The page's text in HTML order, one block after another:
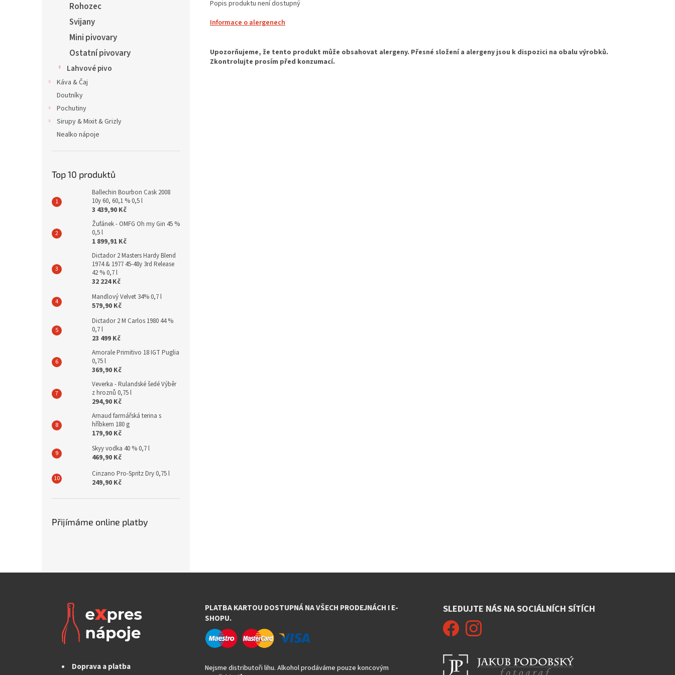
Rohozec
Svijany
Mini pivovary
Ostatní pivovary
Lahvové pivo
Káva & Čaj
Doutníky
Pochutiny
Sirupy & Mixit & Grizly
Nealko nápoje
Top 10 produktů
Ballechin Bourbon Cask 2008
10y 60, 60,1 % 0,5 l
3 439,90 Kč
Žufánek - OMFG Oh my Gin 45 %
0,5 l
1 899,91 Kč
Dictador 2 Masters Hardy Blend
1974 & 1977 45-48y 3rd Release
42 % 0,7 l
32 224 Kč
Mandlový Velvet 34% 0,7 l
579,90 Kč
Dictador 2 M Carlos 1980 44 %
0,7 l
23 499 Kč
Amorale Primitivo 18 IGT Puglia
0,75 l
369,90 Kč
Veverka - Rulandské šedé Výběr
z hroznů 0,75 l
294,90 Kč
Arnaud farmářská terina s
hříbkem 180 g
179,90 Kč
Skyy vodka 40 % 0,7 l
469,90 Kč
Cinzano Pro-Spritz Dry 0,75 l
249,90 Kč
Přijímáme online platby
Popis produktu není dostupný
Informace o alergenech
Doprava a platba
PLATBA KARTOU DOSTUPNÁ NA VŠECH PRODEJNÁCH I E-
SHOPU.
Nejsme distributoři lihu. Alkohol prodáváme pouze koncovým
SLEDUJTE NÁS NA SOCIÁLNÍCH SÍTÍCH